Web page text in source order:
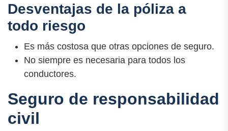
Desventajas de la póliza a
todo riesgo
Es más costosa que otras opciones de seguro.
No siempre es necesaria para todos los
conductores.
Seguro de responsabilidad
civil